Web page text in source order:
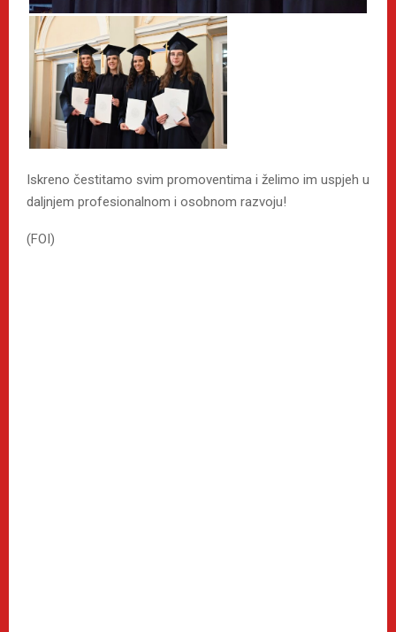
Iskreno čestitamo svim promoventima i želimo im uspjeh u
daljnjem profesionalnom i osobnom razvoju!
(FOI)